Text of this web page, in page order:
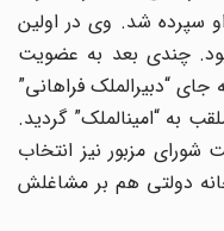
شد. وی در اولین
چندی بعد به عضویت
“دبیرالملک فراهانی”
“امین­الملک” گردید.
مزبور نیز انتخاب
دولتی هم بر مشاغلش